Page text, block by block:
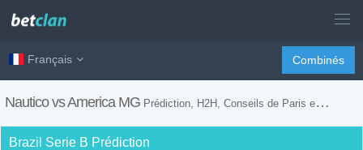
Français Combinés
Nautico vs America MG Prédiction, H2H, Conseils de Paris et Prévision du Match
Brazil Serie B Prédiction